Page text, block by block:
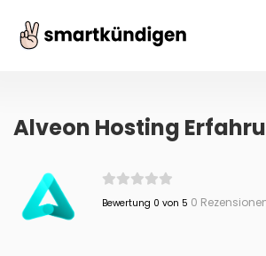
Alveon Hosting
Bewertung 0 von 5 0